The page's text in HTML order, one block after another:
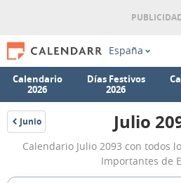
España
Calendario
2026
Días Festivos
2026
Junio
2093 Julio
Calendario Julio 2093 con todos
Importantes de